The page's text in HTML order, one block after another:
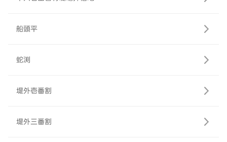
船頭平
蛇渕
堤外壱番割
堤外三番割